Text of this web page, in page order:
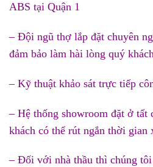
ABS tại Quận 1
– Đội ngũ thợ lắp đặt chuyên
đảm bảo làm hài lòng quý
– Kỹ thuật khảo sát trực tiếp
– Hệ thống showroom đặt ở tất
khách có thể rút ngắn thời gian
– Đối với nhà thầu thì chúng